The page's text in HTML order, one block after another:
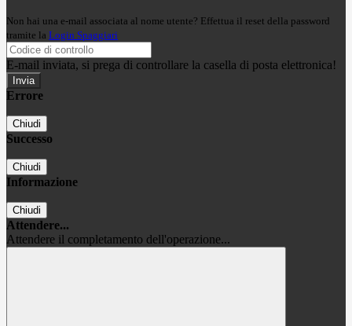
Non hai una e-mail associata al nome utente? Effettua il reset della password
tramite la Login Spaggiari
E-mail inviata, si prega di controllare la casella di posta elettronica!
Errore
Chiudi
Successo
Chiudi
Informazione
Chiudi
Attendere...
Attendere il completamento dell'operazione...